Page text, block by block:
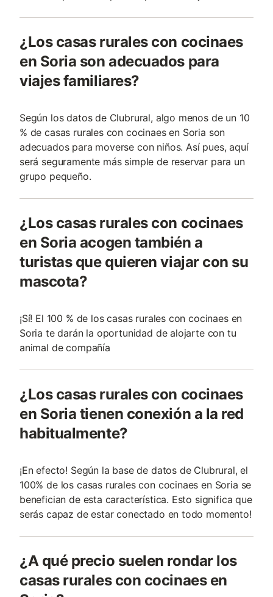
¿Los casas rurales con cocinaes
en Soria son adecuados para
viajes familiares?
Según los datos de Clubrural, algo menos de un 10
% de casas rurales con cocinaes en Soria son
adecuados para moverse con niños. Así pues, aquí
será seguramente más simple de reservar para un
grupo pequeño.
¿Los casas rurales con cocinaes
en Soria acogen también a
turistas que quieren viajar con su
mascota?
¡Sí! El 100 % de los casas rurales con cocinaes en
Soria te darán la oportunidad de alojarte con tu
animal de compañía
¿Los casas rurales con cocinaes
en Soria tienen conexión a la red
habitualmente?
¡En efecto! Según la base de datos de Clubrural, el
100% de los casas rurales con cocinaes en Soria se
benefician de esta característica. Esto significa que
serás capaz de estar conectado en todo momento!
¿A qué precio suelen rondar los
casas rurales con cocinaes en